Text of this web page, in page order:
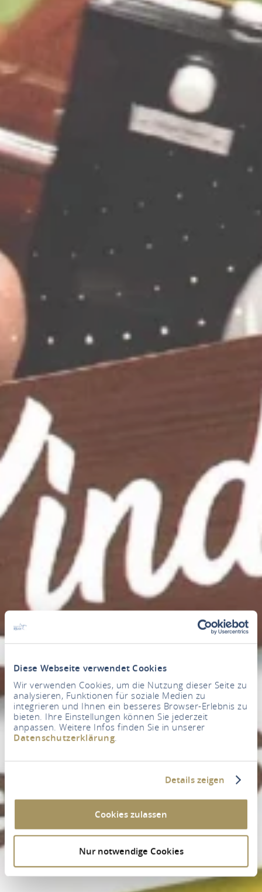
Diese Webseite verwendet Cookies
Wir verwenden Cookies, um die Nutzung dieser Seite zu
analysieren, Funktionen für soziale Medien zu
integrieren und Ihnen ein besseres Browser-Erlebnis zu
bieten. Ihre Einstellungen können Sie jederzeit
anpassen. Weitere Infos finden Sie in unserer
Datenschutzerklärung.
Details zeigen
Cookies zulassen
Nur notwendige Cookies